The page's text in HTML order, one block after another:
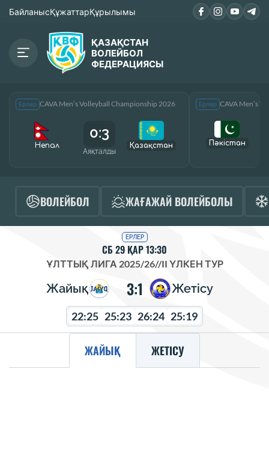
БайланысҚұжаттарҚұрылымы
ҚАЗАҚСТАН
ВОЛЕЙБОЛ
ФЕДЕРАЦИЯСЫ
Ерлер CAVA Men’s Volleyball Championship 2026
Непал
0:3
Аяқталды
Қазақcтан
Ерлер CAVA Men’s
Пәкістан
ВОЛЕЙБОЛ ЖАҒАЖАЙ ВОЛЕЙБОЛЫ
ЕРЛЕР
СБ 29 ҚАР 13:30
ҰЛТТЫҚ ЛИГА 2025/26//II ҮЛКЕН ТУР
Жайық 3:1 Жетісу
22:25 25:23 26:24 25:19
ЖАЙЫҚ ЖЕТІСУ